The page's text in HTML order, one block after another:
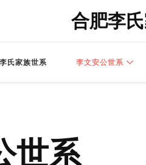
合肥李
氏家族世系 李文安公世系
世系